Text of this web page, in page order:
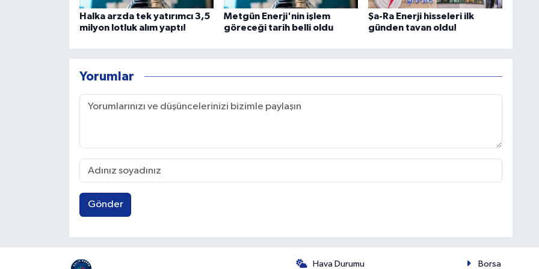
Halka arzda tek yatırımcı 3,5
milyon lotluk alım yaptı!
Metgün Enerji'nin işlem
göreceği tarih belli oldu
Şa-Ra Enerji hisseleri ilk
günden tavan oldu!
Yorumlar
Gönder
Hava Durumu Borsa